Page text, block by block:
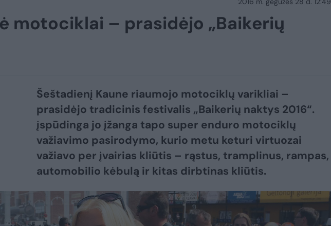
motociklai – prasidėjo „Baikerių
Šeštadienį Kaune riaumojo motociklų varikliai –
prasidėjo tradicinis festivalis „Baikerių naktys 2016“.
įspūdinga jo įžanga tapo super enduro motociklų
važiavimo pasirodymo, kurio metu keturi virtuozai
važiavo per įvairias kliūtis – rąstus, tramplinus, rampas,
automobilio kėbulą ir kitas dirbtinas kliūtis.